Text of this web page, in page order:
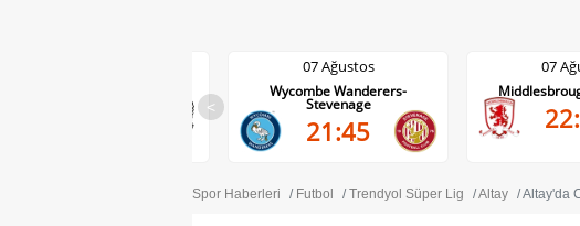
<
07 Ağustos
Wycombe Wanderers-
Stevenage
21:45
07
Spor Haberleri Futbol Trendyol Süper Lig Altay Altay'da